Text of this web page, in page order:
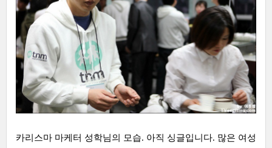
카리스마 마케터 성학님의 모습. 아직 싱글입니다. 많은 여성